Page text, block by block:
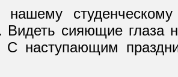
нашему
Видеть сияющие
С наступающим